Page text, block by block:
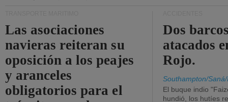
Las asociaciones
navieras reiteran su
oposición a los peajes
y aranceles
obligatorios para el
Dos
atacados
Rojo.
Southampton/
El buque indio
hundió, los hutíes